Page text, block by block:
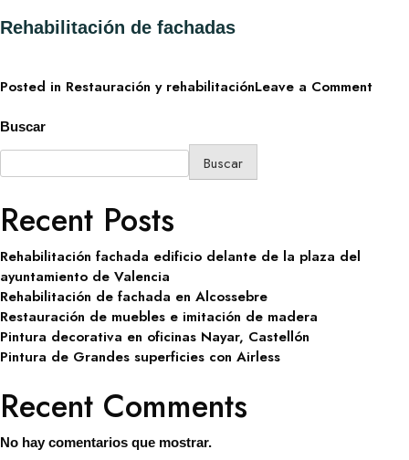
Rehabilitación de fachadas
Posted in Restauración y rehabilitaciónLeave a Comment
Buscar
Buscar
Recent Posts
Rehabilitación fachada edificio delante de la plaza del
ayuntamiento de Valencia
Rehabilitación de fachada en Alcossebre
Restauración de muebles e imitación de madera
Pintura decorativa en oficinas Nayar, Castellón
Pintura de Grandes superficies con Airless
Recent Comments
No hay comentarios que mostrar.